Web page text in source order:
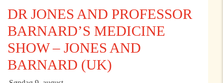
DR JONES AND PROFESSOR
BARNARD’S MEDICINE
SHOW – JONES AND
BARNARD (UK)